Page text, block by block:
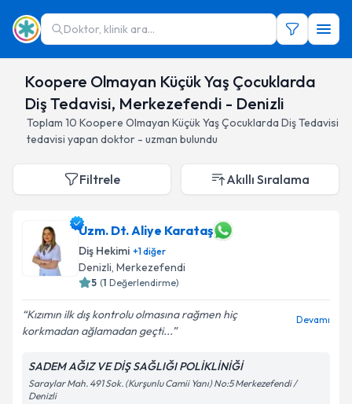
Doktor, klinik ara...
Koopere Olmayan Küçük Yaş Çocuklarda
Diş Tedavisi, Merkezefendi - Denizli
Toplam 10 Koopere Olmayan Küçük Yaş Çocuklarda Diş Tedavisi
tedavisi yapan doktor - uzman bulundu
Filtrele Akıllı Sıralama
Uzm. Dt. Aliye Karataş
Diş Hekimi +1diğer
Denizli, Merkezefendi
5 (1 Değerlendirme)
Kızımın ilk dış kontrolu olmasına rağmen hiç
korkmadan ağlamadan geçti...
Devamı
SADEM AĞIZ VE DİŞ SAĞLIĞI POLİKLİNİĞİ
Saraylar Mah. 491 Sok. (Kurşunlu Camii Yanı) No:5 Merkezefendi /
Denizli